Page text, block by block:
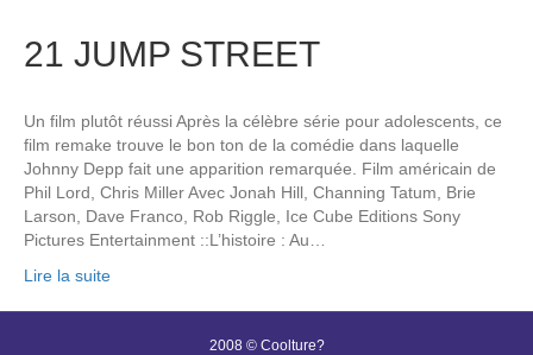
21 JUMP STREET
Un film plutôt réussi Après la célèbre série pour adolescents, ce
film remake trouve le bon ton de la comédie dans laquelle
Johnny Depp fait une apparition remarquée. Film américain de
Phil Lord, Chris Miller Avec Jonah Hill, Channing Tatum, Brie
Larson, Dave Franco, Rob Riggle, Ice Cube Editions Sony
Pictures Entertainment ::L’histoire : Au…
Lire la suite
2008 © Coolture?